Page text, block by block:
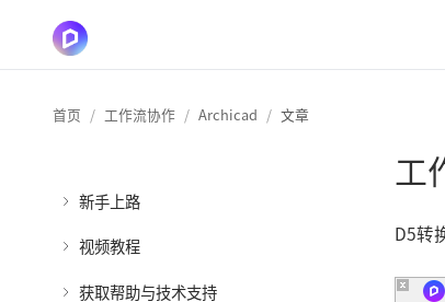
首页 工作流协作 Archicad 文章
新手上路
视频教程
获取帮助与技术支持
工
D5转